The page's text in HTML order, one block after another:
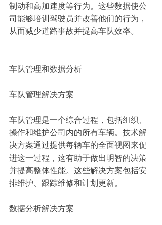
制动和高加速度等行为。这些数据使公
司能够培训驾驶员并改善他们的行为，
从而减少道路事故并提高车队效率。
车队管理和数据分析
车队管理解决方案
车队管理是一个综合过程，包括组织、
操作和维护公司内的所有车辆。技术解
决方案通过提供每辆车的全面视图来促
进这一过程，这有助于做出明智的决策
并提高整体性能。这些解决方案包括安
排维护、跟踪维修和计划更新。
数据分析解决方案